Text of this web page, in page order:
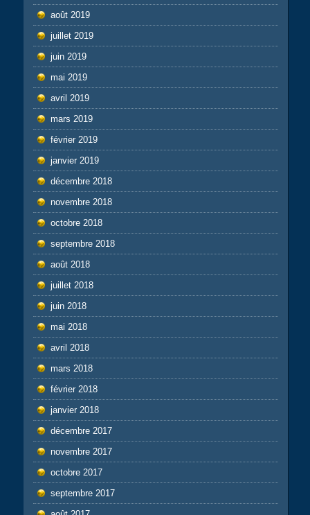
août 2019
juillet 2019
juin 2019
mai 2019
avril 2019
mars 2019
février 2019
janvier 2019
décembre 2018
novembre 2018
octobre 2018
septembre 2018
août 2018
juillet 2018
juin 2018
mai 2018
avril 2018
mars 2018
février 2018
janvier 2018
décembre 2017
novembre 2017
octobre 2017
septembre 2017